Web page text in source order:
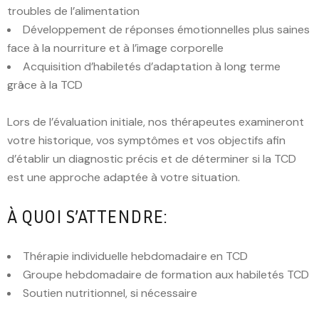
troubles de l’alimentation
Développement de réponses émotionnelles plus saines
face à la nourriture et à l’image corporelle
Acquisition d’habiletés d’adaptation à long terme
grâce à la TCD
Lors de l’évaluation initiale, nos thérapeutes examineront
votre historique, vos symptômes et vos objectifs afin
d’établir un diagnostic précis et de déterminer si la TCD
est une approche adaptée à votre situation.
À QUOI S’ATTENDRE:
Thérapie individuelle hebdomadaire en TCD
Groupe hebdomadaire de formation aux habiletés TCD
Soutien nutritionnel, si nécessaire